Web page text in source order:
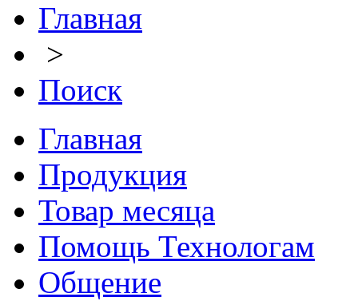
Главная
>
Поиск
Главная
Продукция
Товар месяца
Помощь Технологам
Общение